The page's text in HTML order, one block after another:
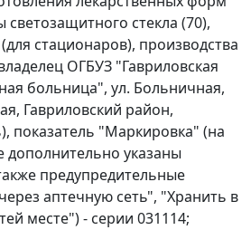
стекла (70),
стационаров), производства
ОГБУЗ "Гавриловская
больница", ул. Больничная,
Гавриловский район,
показатель "Маркировка" (на
дополнительно указаны
предупредительные
аптечную сеть", "Хранить в
месте") - серии 031114;